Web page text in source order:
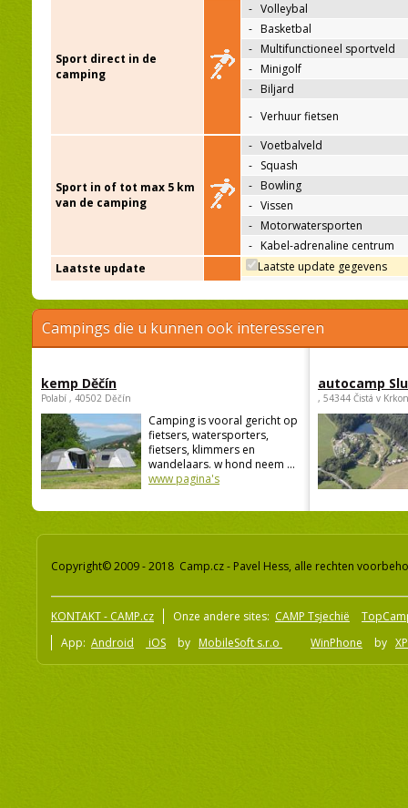
Sport direct in de
camping
- Volleybal
- Basketbal
- Multifunctioneel sportveld
- Minigolf
- Biljard
- Verhuur fietsen
Sport in of tot max 5 km
van de camping
- Voetbalveld
- Squash
- Bowling
- Vissen
- Motorwatersporten
- Kabel-adrenaline centrum
Laatste update
Laatste update gegevens
Campings die u kunnen ook interesseren
kemp Děčín
Polabí , 40502 Děčín
Camping is vooral gericht op
fietsers, watersporters,
fietsers, klimmers en
wandelaars. w hond neem ...
www pagina's
autocamp
, 54344 Čistá v
Copyright© 2009 - 2018 Camp.cz - Pavel Hess, alle rechten
KONTAKT - CAMP.cz Onze andere sites: CAMP Tsjechië
App: Android iOS by MobileSoft s.r.o WinPhone by